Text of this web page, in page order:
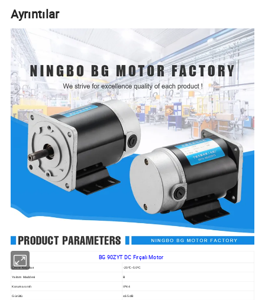
Ayrıntılar
BG 90ZYT DC Fırçalı Motor
Çevre Koşulları -20ºC~50ºC
Yalıtım Maddesi B
Koruma sınıfı IP44
Gürültü ≤65 dB